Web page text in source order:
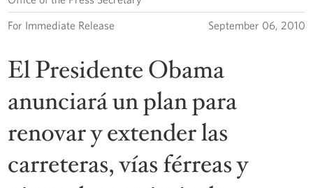
For Immediate Release September 06, 2010
El Presidente Obama
anunciará un plan para
renovar y extender las
carreteras, vías férreas y